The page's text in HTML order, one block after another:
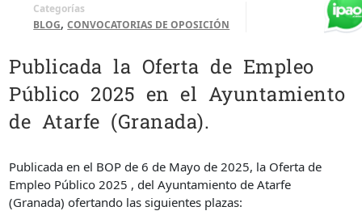
Categorías
BLOG,CONVOCATORIAS DE OPOSICIÓN
Publicada la Oferta de Empleo
Público 2025 en el Ayuntamiento
de Atarfe (Granada).
Publicada en el BOP de 6 de Mayo de 2025, la Oferta de
Empleo Público 2025 , del Ayuntamiento de Atarfe
(Granada) ofertando las siguientes plazas: